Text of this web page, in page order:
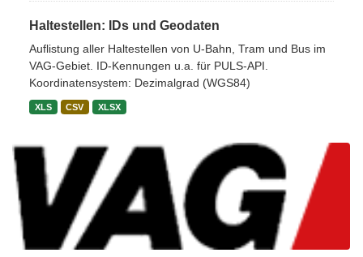
Haltestellen: IDs und Geodaten
Auflistung aller Haltestellen von U-Bahn, Tram und Bus im
VAG-Gebiet. ID-Kennungen u.a. für PULS-API.
Koordinatensystem: Dezimalgrad (WGS84)
XLS CSV XLSX